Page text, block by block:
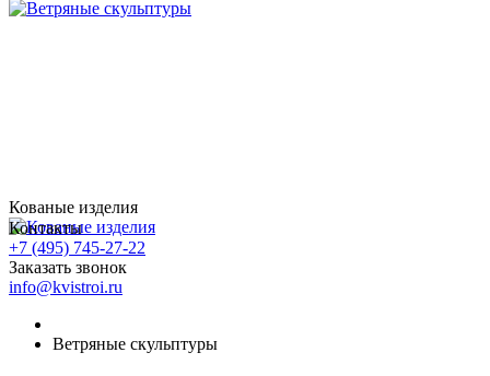
Кованые изделия
Контакты
+7 (495) 745-27-22
Заказать звонок
info@kvistroi.ru
Ветряные скульптуры